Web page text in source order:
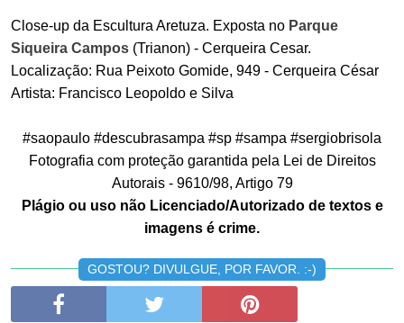
Close-up da Escultura Aretuza. Exposta no Parque
Siqueira Campos (Trianon) - Cerqueira Cesar.
Localização: Rua Peixoto Gomide, 949 - Cerqueira César
Artista: Francisco Leopoldo e Silva
#saopaulo #descubrasampa #sp #sampa #sergiobrisola
Fotografia com proteção garantida pela Lei de Direitos
Autorais - 9610/98, Artigo 79
Plágio ou uso não Licenciado/Autorizado de textos e
imagens é crime.
GOSTOU? DIVULGUE, POR FAVOR. :-)